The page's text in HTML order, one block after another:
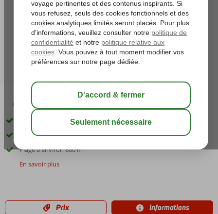
03:30 sauver
Proche des restaurants, bars et magasins
Séjour en studio possible
Plage à environ 800 m
En savoir plus
Prix Informations